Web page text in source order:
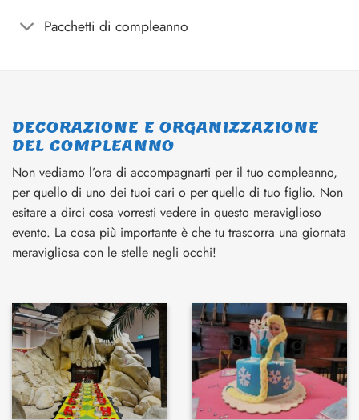
Pacchetti di compleanno
DECORAZIONE E ORGANIZZAZIONE
DEL COMPLEANNO
Non vediamo l’ora di accompagnarti per il tuo compleanno,
per quello di uno dei tuoi cari o per quello di tuo figlio. Non
esitare a dirci cosa vorresti vedere in questo meraviglioso
evento. La cosa più importante è che tu trascorra una giornata
meravigliosa con le stelle negli occhi!